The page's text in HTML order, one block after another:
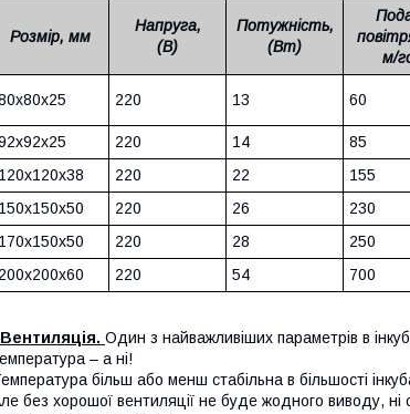
Розмір, мм
Напруга,
(В)
Потужність,
(Вт)
м/
220 13 60
220 14 85
220 22 155
220 26 230
220 28 250
220 54 700
Вентиляція. Один з найважливіших параметрів в
– а ні!
більш або менш стабільна в більшості
без хорошої вентиляції не буде жодного виводу, ні